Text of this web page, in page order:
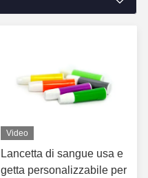
Video
Lancetta di sangue usa e
getta personalizzabile per